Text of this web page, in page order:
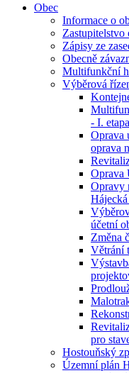
Obec
Informace o
Zastupitelstvo
Zápisy ze
Obecně
Multifunkční
Výběrová
- I. etapa
Oprava
oprava
Oprava
Opravy
účetní
Změna
Větrání
pro
Hostouňský
Územní plán